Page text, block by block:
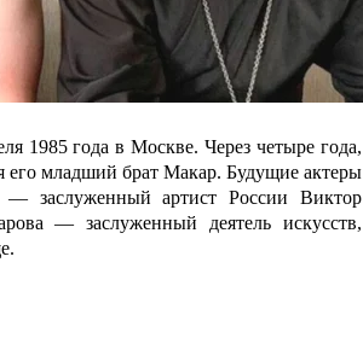
1985 года в Москве. Через четыре года,
его младший брат Макар. Будущие актеры
заслуженный артист России Виктор
— заслуженный деятель искусств,